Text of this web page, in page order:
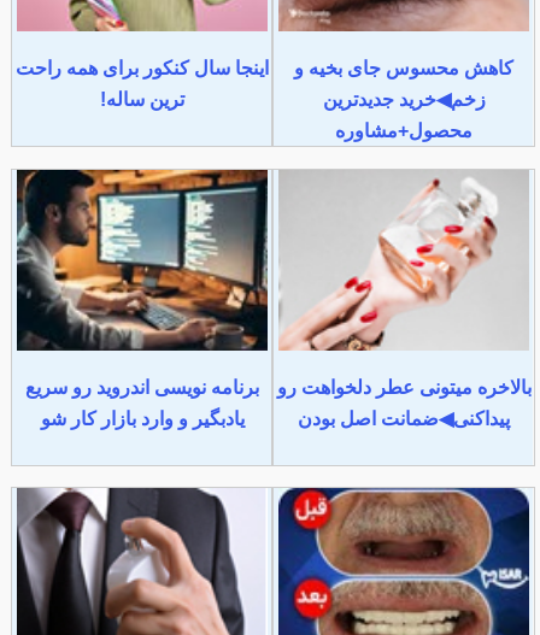
کاهش محسوس جای بخیه و
زخم◀خرید جدیدترین
محصول+مشاوره
اینجا سال کنکور برای همه راحت
ترین ساله!
بالاخره میتونی عطر دلخواهت رو
پیداکنی◀ضمانت اصل بودن
برنامه نویسی اندروید رو سریع
یادبگیر و وارد بازار کار شو